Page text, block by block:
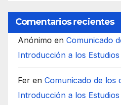
Comentarios recientes
Anónimo en Comunicado
Introducción a los
Fer en Comunicado de los
Introducción a los